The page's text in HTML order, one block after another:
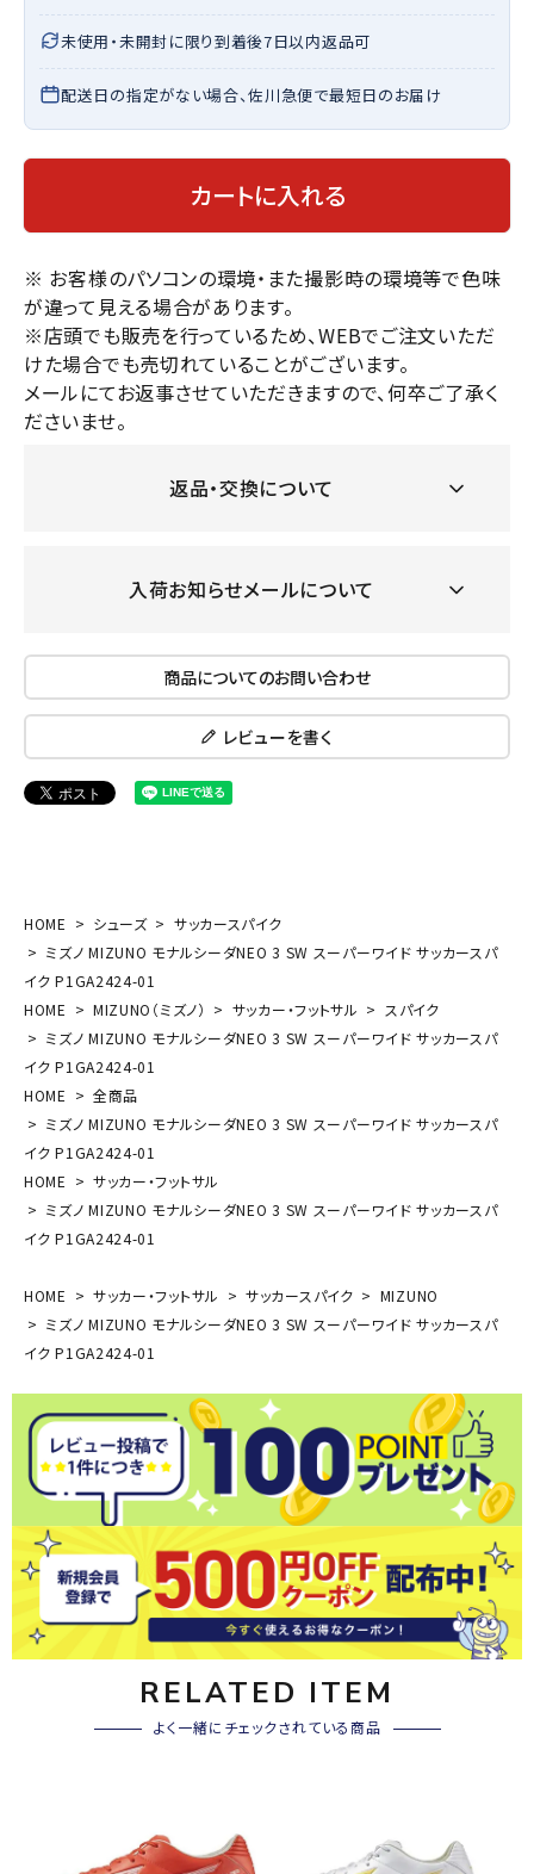
未使用・未開封に限り到着後7日以内返品可
配送日の指定がない場合、佐川急便で最短日のお届け
カートに入れる
※ お客様のパソコンの環境・また撮影時の環境等で色味
が違って見える場合があります。
※店頭でも販売を行っているため、WEBでご注文いただ
けた場合でも売切れていることがございます。
メールにてお返事させていただきますので、何卒ご了承く
ださいませ。
返品・交換について
入荷お知らせメールについて
商品についてのお問い合わせ
レビューを書く
HOME シューズ
サッカースパイク
ミズノ MIZUNO モナルシーダNEO 3 SW スーパーワイド サッカースパ
イク P1GA2424-01
HOME
MIZUNO（ミズノ） サッカー・フットサル
スパイク
ミズノ MIZUNO モナルシーダNEO 3 SW スーパーワイド サッカースパ
イク P1GA2424-01
HOME
全商品
ミズノ MIZUNO モナルシーダNEO 3 SW スーパーワイド サッカースパ
イク P1GA2424-01
HOME
サッカー・フットサル
ミズノ MIZUNO モナルシーダNEO 3 SW スーパーワイド サッカースパ
イク P1GA2424-01
HOME サッカー・フットサル サッカースパイク
MIZUNO
ミズノ MIZUNO モナルシーダNEO 3 SW スーパーワイド サッカースパ
イク P1GA2424-01
RELATED ITEM
よく一緒にチェックされている商品